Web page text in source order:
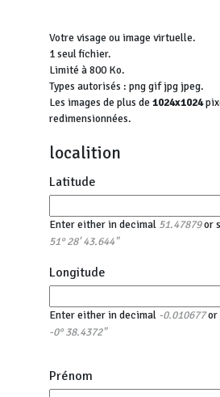
Votre visage ou image virtuelle.
1 seul fichier.
Limité à 800 Ko.
Types autorisés : png gif jpg jpeg.
Les images de plus de 1024x1024
redimensionnées.
localition
Latitude
Enter either in decimal 51.47879or
51° 28' 43.644"
Longitude
Enter either in decimal -0.010677or
-0° 38.4372"
Prénom